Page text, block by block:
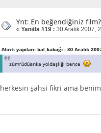
Ynt: En beğendiğiniz film?
« Yanıtla #19 : 30 Aralık 2007,
Alıntı yapılan: bal_kabağı - 30 Aralık
zümrüdüanka yoldaşlığı bence
herkesin şahsi fikri ama benim